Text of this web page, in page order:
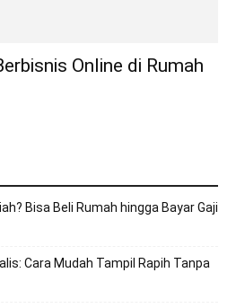
Online di Rumah
Bisa Beli Rumah hingga Bayar Gaji
Cara Mudah Tampil Rapih Tanpa